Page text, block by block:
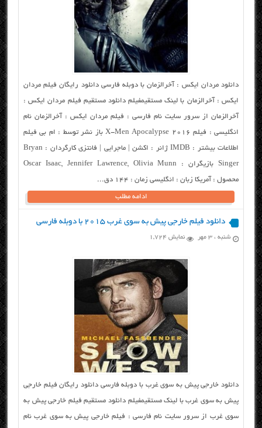
دانلود مردان ایکس : آخرالزمان با دوبله فارسی دانلود رایگان فیلم مردان
ایکس : آخرالزمان با لینک مستقیمفیلم دانلود مستقیم فیلم مردان ایکس :
آخرالزمان از سرور سایت نام فارسی : فیلم مردان ایکس : آخرالزمان نام
انگلیسی : فیلم X-Men Apocalypse 2016 باز نشر توسط : ام بی فیلم
اطلاعات بیشتر : IMDB ژانر : اکشن | ماجرایی | فانتزی کارگردان : Bryan
Singer بازیگران : Oscar Isaac, Jennifer Lawrence, Olivia Munn
محصول : آمریکا زبان : انگلیسی زمان : ۱۴۴ دق...
ادامه مطلب
دانلود فیلم خارجی پیش به سوی غرب ۲۰۱۵ با دوبله فارسی
شنبه ، ۳ مهر نمایش 1,724
دانلود خارجی پیش به سوی غرب با دوبله فارسی دانلود رایگان فیلم خارجی
پیش به سوی غرب با لینک مستقیمفیلم دانلود مستقیم فیلم خارجی پیش به
سوی غرب از سرور سایت نام فارسی : فیلم خارجی پیش به سوی غرب نام